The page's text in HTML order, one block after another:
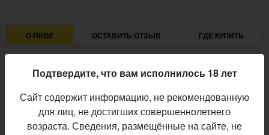
О ПИВЕ ОСТАВИТЬ ОТЗЫВ ГДЕ КУПИТЬ
Пивоварни:
AleBrowar
Алкоголь:
6,4%
Начало
выпуска:
19.05.2026
Подтвердите, что вам исполнилось 18 лет
Сайт содержит информацию, не рекомендованную
для лиц, не достигших совершеннолетнего
возраста. Сведения, размещённые на сайте, не